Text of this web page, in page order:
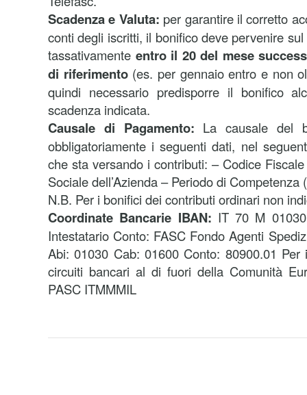
Scadenza e Valuta: per garantire il corretto
conti degli iscritti, il bonifico deve pervenire
tassativamente entro il 20 del mese
di riferimento(es. per gennaio entro e non
quindi necessario predisporre il bonifico
scadenza indicata.
Causale di Pagamento: La causale del
obbligatoriamente i seguenti dati, nel
che sta versando i contributi: – Codice
Sociale dell’Azienda – Periodo di Competenza
N.B. Per i bonifici dei contributi ordinari non
Coordinate Bancarie IBAN: IT 70 M
Intestatario Conto: FASC Fondo Agenti
Abi: 01030 Cab: 01600 Conto: 80900.01
circuiti bancari al di fuori della Comunità
PASC ITMMMIL